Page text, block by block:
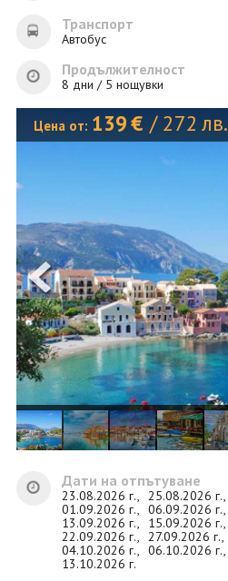
ЕКСКУРЗИИ
ОЩЕ
ЗА НАС
ФИРМЕНИ ДОКУМЕНТИ
ПОСЛЕДВАЙТЕ НИ
Транспорт
Автобус
Продължителност
8 дни / 5 нощувки
Цена от: 139€ / 272 лв.
Дати на отпътуване
23.08.2026 г., 25.08.2026 г.,
01.09.2026 г., 06.09.2026 г.,
13.09.2026 г.,
15.09.2026 г.,
22.09.2026 г., 27.09.2026 г.,
04.10.2026 г., 06.10.2026 г.,
13.10.2026 г.